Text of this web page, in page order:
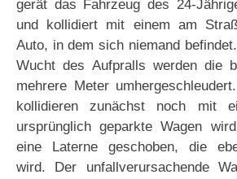
gerät das Fahrzeug des 24-
und kollidiert mit einem am
Auto, in dem sich niemand
Wucht des Aufpralls werden die
mehrere Meter
kollidieren zunächst noch mit
ursprünglich geparkte Wagen
eine Laterne geschoben, die
wird. Der unfallverursachende